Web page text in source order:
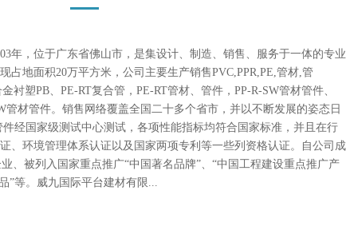
年，位于广东省佛山市，是集设计、制造、销售、服务于一体的专业
占地面积20万平方米，公司主要生产销售PVC,PPR,PE,管材,管
衬塑PB、PE-RT复合管，PE-RT管材、管件，PP-R-SW管材管件、
管材管件。销售网络覆盖全国二十多个省市，并以不断发展的姿态日
经国家级测试中心测试，各项性能指标均符合国家标准，并且在行
、环境管理体系认证以及国家两项专利等一些列资格认证。自公司成
、被列入国家重点推广“中国著名品牌”、“中国工程建设重点推广产
”等。威九国际平台建材有限...